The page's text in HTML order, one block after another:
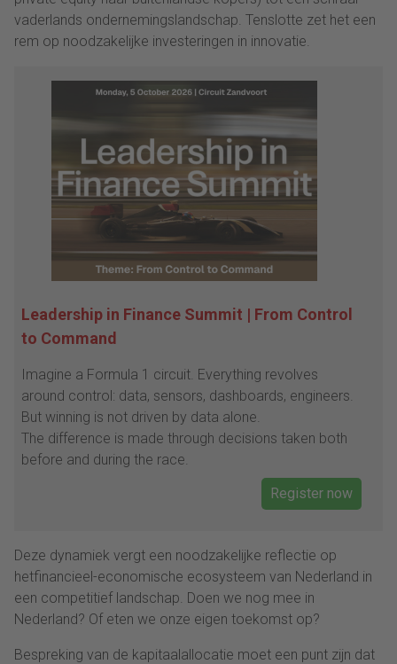
vaderlands ondernemingslandschap. Tenslotte zet het een
rem op noodzakelijke investeringen in innovatie.
Leadership in Finance Summit | From Control
to Command
Imagine a Formula 1 circuit. Everything revolves
around control: data, sensors, dashboards, engineers.
But winning is not driven by data alone.
The difference is made through decisions taken both
before and during the race.
Register now
Deze dynamiek vergt een noodzakelijke reflectie op
hetfinancieel-economische ecosysteem van Nederland in
een competitief landschap. Doen we nog mee in
Nederland? Of eten we onze eigen toekomst op?
Bespreking van de kapitaalallocatie moet een punt zijn dat